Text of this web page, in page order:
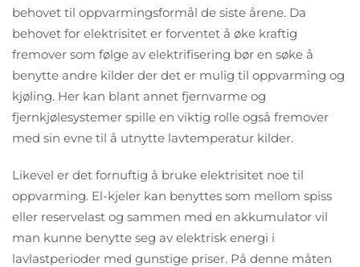
behovet til oppvarmingsformål de siste årene. Da
behovet for elektrisitet er forventet å øke kraftig
fremover som følge av elektrifisering bør en søke å
benytte andre kilder der det er mulig til oppvarming og
kjøling. Her kan blant annet fjernvarme og
fjernkjølesystemer spille en viktig rolle også fremover
med sin evne til å utnytte lavtemperatur kilder.
Likevel er det fornuftig å bruke elektrisitet noe til
oppvarming. El-kjeler kan benyttes som mellom spiss
eller reservelast og sammen med en akkumulator vil
man kunne benytte seg av elektrisk energi i
lavlastperioder med gunstige priser. På denne måten